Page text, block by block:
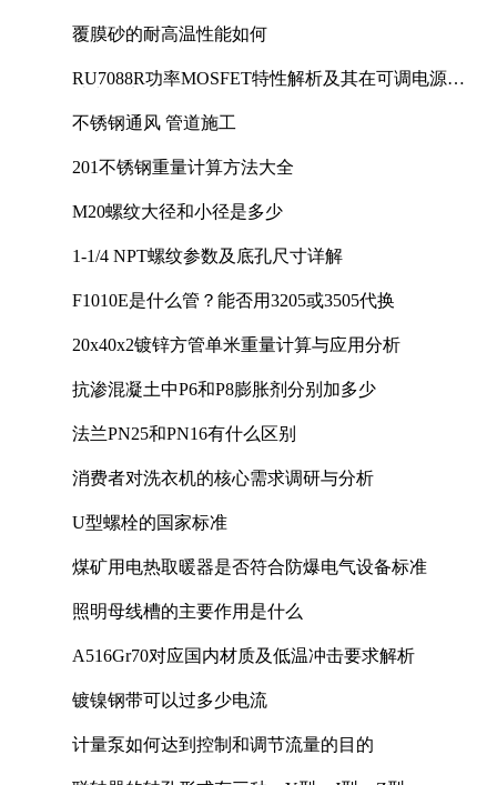
覆膜砂的耐高温性能如何
RU7088R功率MOSFET特性解析及其在可调电源设
不锈钢通风 管道施工
201不锈钢重量计算方法大全
M20螺纹大径和小径是多少
1-1/4 NPT螺纹参数及底孔尺寸详解
F1010E是什么管？能否用3205或3505代换
20x40x2镀锌方管单米重量计算与应用分析
抗渗混凝土中P6和P8膨胀剂分别加多少
法兰PN25和PN16有什么区别
消费者对洗衣机的核心需求调研与分析
U型螺栓的国家标准
煤矿用电热取暖器是否符合防爆电气设备标准
照明母线槽的主要作用是什么
A516Gr70对应国内材质及低温冲击要求解析
镀镍钢带可以过多少电流
计量泵如何达到控制和调节流量的目的